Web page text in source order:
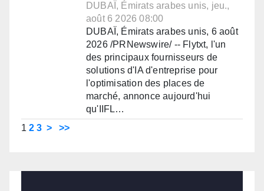
DUBAÏ, Émirats arabes unis, jeu.,
août 6 2026 08:00
DUBAÏ, Émirats arabes unis, 6 août
2026 /PRNewswire/ -- Flytxt, l'un
des principaux fournisseurs de
solutions d'IA d'entreprise pour
l'optimisation des places de
marché, annonce aujourd'hui
qu'IIFL…
1 2 3 > >>